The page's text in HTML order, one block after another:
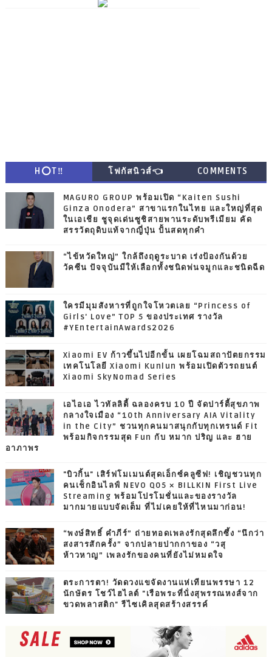
H⭕T‼ โฟกัสนิวส์👈 COMMENTS
MAGURO GROUP พร้อมเปิด “Kaiten Sushi
Ginza Onodera” สาขาแรกในไทย และใหญ่ที่สุด
ในเอเชีย ชูจุดเด่นซูชิสายพานระดับพรีเมียม คัด
สรรวัตถุดิบแท้จากญี่ปุ่น ปั้นสดทุกคำ
“ไข้หวัดใหญ่” ใกล้ถึงฤดูระบาด เร่งป้องกันด้วย
วัคซีน ปัจจุบันมีให้เลือกทั้งชนิดพ่นจมูกและชนิดฉีด
ใครมีมุมสังหารที่ถูกใจโหวตเลย “Princess of
Girls' Love” TOP 5 ของประเทศ รางวัล
#YEntertainAwards2026
Xiaomi EV ก้าวขึ้นไปอีกขั้น เผยโฉมสถาปัตยกรรม
เทคโนโลยี Xiaomi Kunlun พร้อมเปิดตัวรถยนต์
Xiaomi SkyNomad Series
เอไอเอ ไวทัลลิตี้ ฉลองครบ 10 ปี จัดปาร์ตี้สุขภาพ
กลางใจเมือง “10th Anniversary AIA Vitality
in the City” ชวนทุกคนมาสนุกกับทุกเทรนด์ Fit
พร้อมกิจกรรมสุด Fun กับ หมาก ปริญ และ ฮาย
อาภาพร
"บิวกิ้น" เสิร์ฟโมเมนต์สุดเอ็กซ์คลูซีฟ! เชิญชวนทุก
คนเช็กอินไลฟ์ NEVO Q05 × BILLKIN First Live
Streaming พร้อมโปรโมชั่นและของรางวัล
มากมายแบบจัดเต็ม ที่ไม่เคยให้ที่ไหนมาก่อน!
“พงษ์สิทธิ์ คำภีร์” ถ่ายทอดเพลงรักสุดลึกซึ้ง “นึกว่า
สงสารสักครั้ง” จากปลายปากกาของ “วสุ
ห้าวหาญ” เพลงรักของคนที่ยังไม่หมดใจ
ตระการตา! วัดดวงแขจัดงานแห่เทียนพรรษา 12
นักษัตร โชว์ไฮไลต์ "เรือพระที่นั่งสุพรรณหงส์จาก
ขวดพลาสติก" รีไซเคิลสุดสร้างสรรค์